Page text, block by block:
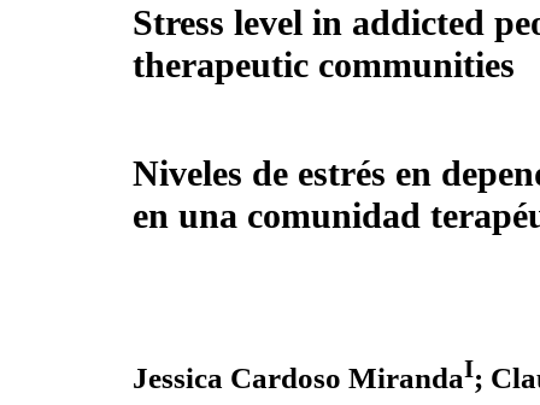
Stress level in addicted
therapeutic communities
Niveles de estrés en
en una comunidad
Jessica Cardoso MirandaI;